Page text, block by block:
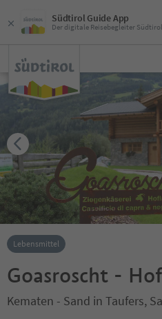
Südtirol Guide App
Der digitale Reisebegleiter
Lebensmittel
Goasroscht -
Kematen - Sand in Taufers,